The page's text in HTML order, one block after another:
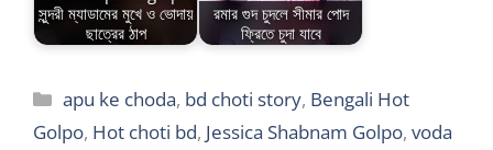
সুন্দরী ম্যাডামের মুখে ও ভোদায়
ছাত্রের ঠাপ
রমার গুদ চুদলে সীমার পোদ
ফ্রিতে চুদা যাবে
Categories
apu ke choda, bd choti story, Bengali Hot
Golpo, Hot choti bd, Jessica Shabnam Golpo, voda